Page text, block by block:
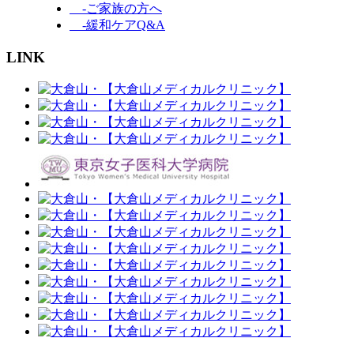
-ご家族の方へ
-緩和ケアQ&A
LINK